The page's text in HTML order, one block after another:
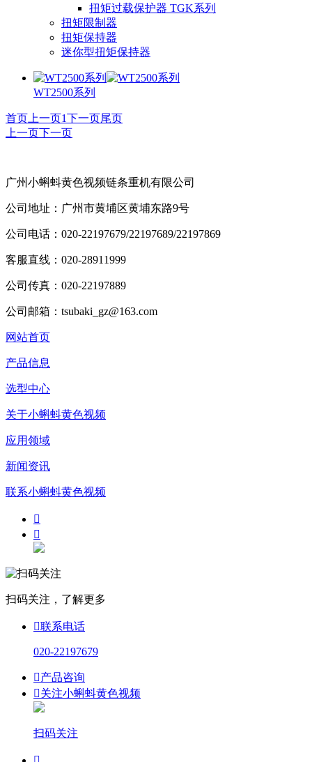
扭矩过载保护器 TGK系列
扭矩限制器
扭矩保持器
迷你型扭矩保持器
WT2500系列
首页 上一页1下一页尾页
上一页下一页
广州小蝌蚪黄色视频链条重机有限公司
公司地址：广州市黄埔区黄埔东路9号
公司电话：020-22197679/22197689/22197869
客服直线：020-28911999
公司传真：020-22197889
公司邮箱：tsubaki_gz@163.com
网站首页
产品信息
选型中心
关于小蝌蚪黄色视频
应用领域
新闻资讯
联系小蝌蚪黄色视频


扫码关注，了解更多
联系电话
020-22197679
产品咨询
关注小蝌蚪黄色视频
扫码关注